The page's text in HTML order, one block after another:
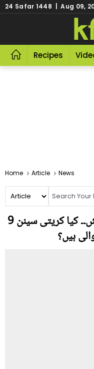
24 Safar 1448 | Aug 09,
Recipes
Home Article News
والدین سے ملاقات کرنے پہنچ گیئں۔۔ کیا کریتی سینن 9
ہیں؟